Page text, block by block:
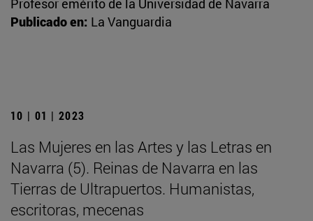
Profesor emérito de la Universidad de Navarra
Publicado en: La Vanguardia
10 | 01 | 2023
Las Mujeres en las Artes y las Letras en
Navarra (5). Reinas de Navarra en las
Tierras de Ultrapuertos. Humanistas,
escritoras, mecenas